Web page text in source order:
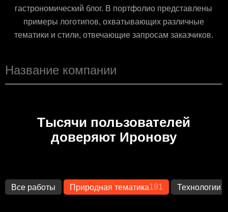
гастрономический блог. В портфолио представлены
примеры логотипов, охватывающих различные
тематики и стили, отвечающие запросам заказчиков.
Тысячи пользователей
доверяют Иронову
Все работы Природная тематика191 Технологии